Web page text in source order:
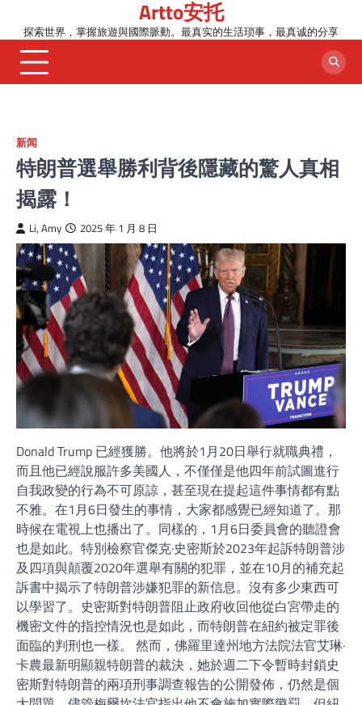
content
Artto安托
探索世界，掌握旅遊與國際脈動。最真实的生活琐事，最真诚的分享
新闻
特朗普選舉勝利背後隱藏的驚人真相
揭露！
Li, Amy 2025 年 1 月 8 日
Donald Trump 已經獲勝。他將於1月20日舉行就職典禮，
而且他已經說服許多美國人，不僅僅是他四年前試圖進行
自我政變的行為不可原諒，甚至現在提起這件事情都有點
不雅。在1月6日發生的事情，大家都感覺已經知道了。那
時候在電視上也播出了。同樣的，1月6日委員會的聽證會
也是如此。特別檢察官傑克·史密斯於2023年起訴特朗普涉
及四項與顛覆2020年選舉有關的犯罪，並在10月的補充起
訴書中揭示了特朗普涉嫌犯罪的新信息。沒有多少東西可
以學習了。史密斯對特朗普阻止政府收回他從白宮帶走的
機密文件的指控情況也是如此，而特朗普在紐約被定罪後
面臨的判刑也一樣。 然而，佛羅里達州地方法院法官艾琳·
卡農最新明顯親特朗普的裁決，她於週二下令暫時封鎖史
密斯對特朗普的兩項刑事調查報告的公開發佈，仍然是個